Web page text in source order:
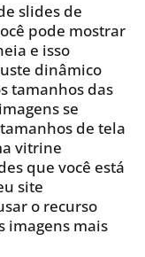
slides de
pode mostrar
e isso
dinâmico
tamanhos das
se
de tela
vitrine
que você está
site
o recurso
imagens mais